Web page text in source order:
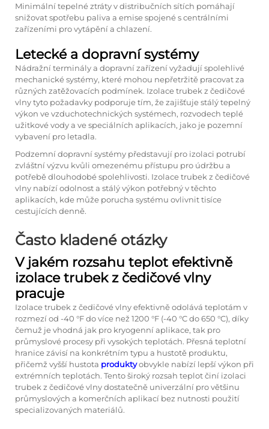
Minimální tepelné ztráty v distribučních sítích pomáhají
snižovat spotřebu paliva a emise spojené s centrálními
zařízeními pro vytápění a chlazení.
Letecké a dopravní systémy
Nádražní terminály a dopravní zařízení vyžadují spolehlivé
mechanické systémy, které mohou nepřetržitě pracovat za
různých zatěžovacích podmínek. Izolace trubek z čedičové
vlny tyto požadavky podporuje tím, že zajišťuje stálý tepelný
výkon ve vzduchotechnických systémech, rozvodech teplé
užitkové vody a ve speciálních aplikacích, jako je pozemní
vybavení pro letadla.
Podzemní dopravní systémy představují pro izolaci potrubí
zvláštní výzvu kvůli omezenému přístupu pro údržbu a
potřebě dlouhodobé spolehlivosti. Izolace trubek z čedičové
vlny nabízí odolnost a stálý výkon potřebný v těchto
aplikacích, kde může porucha systému ovlivnit tisíce
cestujících denně.
Často kladené otázky
V jakém rozsahu teplot efektivně
izolace trubek z čedičové vlny
pracuje
Izolace trubek z čedičové vlny efektivně odolává teplotám v
rozmezí od -40 °F do více než 1200 °F (-40 °C do 650 °C), díky
čemuž je vhodná jak pro kryogenní aplikace, tak pro
průmyslové procesy při vysokých teplotách. Přesná teplotní
hranice závisí na konkrétním typu a hustotě produktu,
přičemž vyšší hustota produktyobvykle nabízí lepší výkon při
extrémních teplotách. Tento široký rozsah teplot činí izolaci
trubek z čedičové vlny dostatečně univerzální pro většinu
průmyslových a komerčních aplikací bez nutnosti použití
specializovaných materiálů.